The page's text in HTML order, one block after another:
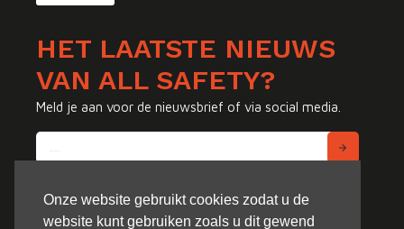
Onze website gebruikt cookies zodat u de
website kunt gebruiken zoals u dit gewend
HET LAATSTE NIEUWS
VAN ALL SAFETY?
Meld je aan voor de nieuwsbrief of via social media.